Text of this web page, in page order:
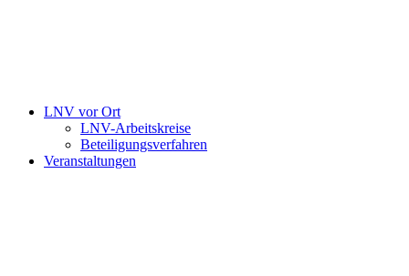
LNV vor Ort
LNV-Arbeitskreise
Beteiligungsverfahren
Veranstaltungen